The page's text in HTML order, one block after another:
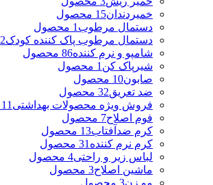
خمیردندان15 محصول
دستمال مرطوب 1 محصول
دستمال مرطوب پاک کننده کودک2 محصول
شامپو و نرم کننده86 محصول
شیرپاک کن 1 محصول
صابون10 محصول
ضد تعریق32 محصول
فروش ویژه محصولات بهداشتی 11 محصول
فوم اصلاح7 محصول
کرم ضدآفتاب13 محصول
کرم نرم کننده 31 محصول
لباس زیر و راحتی4 محصول
ماشین اصلاح3 محصول
مو زن3 محصول